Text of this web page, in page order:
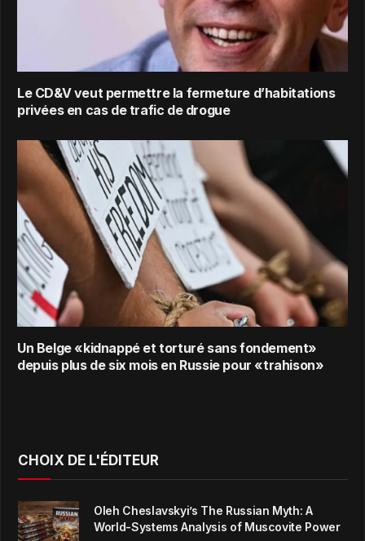
Le CD&V veut permettre la fermeture d’habitations
privées en cas de trafic de drogue
Un Belge «kidnappé et torturé sans fondement»
depuis plus de six mois en Russie pour «trahison»
CHOIX DE L'ÉDITEUR
Oleh Cheslavskyi’s The Russian Myth: A
World-Systems Analysis of Muscovite Power